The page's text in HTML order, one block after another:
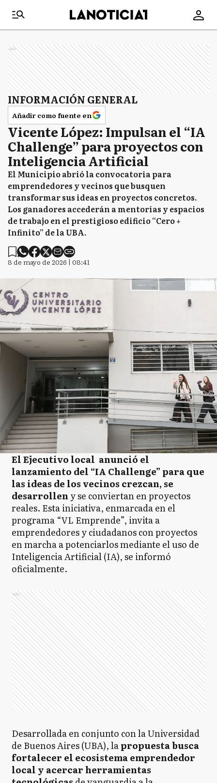
Ads
INFORMACIÓN GENERAL
Añadir como fuente en
Vicente López: Impulsan el “IA
Challenge” para proyectos con
Inteligencia Artificial
El Municipio abrió la convocatoria para
emprendedores y vecinos que busquen
transformar sus ideas en proyectos concretos.
Los ganadores accederán a mentorías y espacios
de trabajo en el prestigioso edificio “Cero +
Infinito” de la UBA.
8 de mayo de 2026 | 08:41
El Ejecutivo local anunció el
lanzamiento del “IA Challenge” para que
las ideas de los vecinos crezcan, se
desarrollen y se conviertan en proyectos
reales. Esta iniciativa, enmarcada en el
programa “VL Emprende”, invita a
emprendedores y ciudadanos con proyectos
en marcha a potenciarlos mediante el uso de
Inteligencia Artificial (IA), se informó
oficialmente.
Ads
Desarrollada en conjunto con la Universidad
de Buenos Aires (UBA), lapropuesta busca
fortalecer el ecosistema emprendedor
local y acercar herramientas